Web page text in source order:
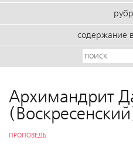
содержание
Архимандрит
ПРОПОВЕДЬ